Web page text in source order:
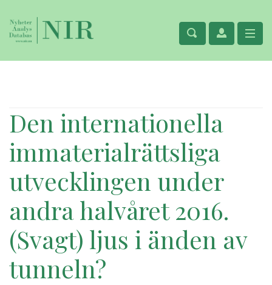
Den internationella
immaterialrättsliga
utvecklingen under
andra halvåret 2016.
(Svagt) ljus i änden av
tunneln?